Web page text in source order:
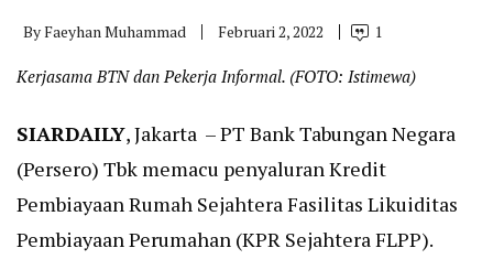
ByFaeyhan Muhammad Februari 2, 2022 1
Kerjasama BTN dan Pekerja Informal. (FOTO: Istimewa)
SIARDAILY, Jakarta – PT Bank Tabungan Negara
(Persero) Tbk memacu penyaluran Kredit
Pembiayaan Rumah Sejahtera Fasilitas Likuiditas
Pembiayaan Perumahan (KPR Sejahtera FLPP).